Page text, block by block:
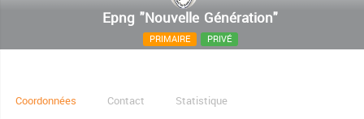
Epng "Nouvelle Génération"
PRIMAIRE PRIVÉ
Avenue de la république Ezzahra Mahdia
Coordonnées Contact Statistique